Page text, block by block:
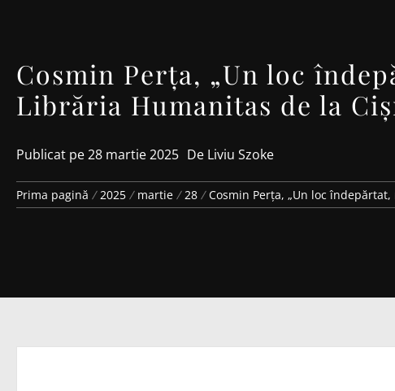
Cosmin Perța, „Un loc
Librăria Humanitas de la
Publicat pe28 martie 2025 De Liviu Szoke
Prima pagină 2025 martie 28 Cosmin Perța, „Un loc